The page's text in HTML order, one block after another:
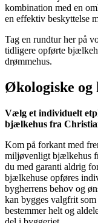
kombination med en
en effektiv beskyttelse
Tag en rundtur her på
tidligere opførte
drømmehus.
Økologiske
Vælg et individuelt
bjælkehus fra
Kom på forkant med
miljøvenligt bjælkehus
du med garanti aldrig
bjælkehuse opføres
bygherrens behov og
kan bygges valgfrit
bestemmer helt og